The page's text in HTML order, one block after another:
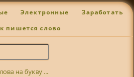
Электронные Заработать
пишется слово
на букву ...